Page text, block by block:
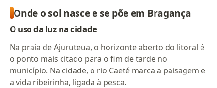
Onde o sol nasce e se põe em Bragança
O uso da luz na cidade
Na praia de Ajuruteua, o horizonte aberto do litoral é
o ponto mais citado para o fim de tarde no
município. Na cidade, o rio Caeté marca a paisagem e
a vida ribeirinha, ligada à pesca.